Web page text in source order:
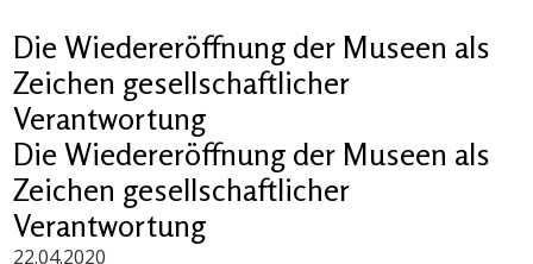
Die Wiedereröffnung der Museen als
Zeichen gesellschaftlicher
Verantwortung
Die Wiedereröffnung der Museen als
Zeichen gesellschaftlicher
Verantwortung
22.04.2020